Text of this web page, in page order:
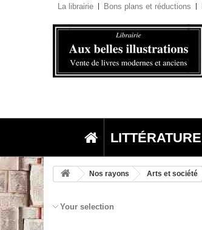
La librairie Bons plans et réductions
LITTÉRATURE
Nos rayons Arts et société
Your selection